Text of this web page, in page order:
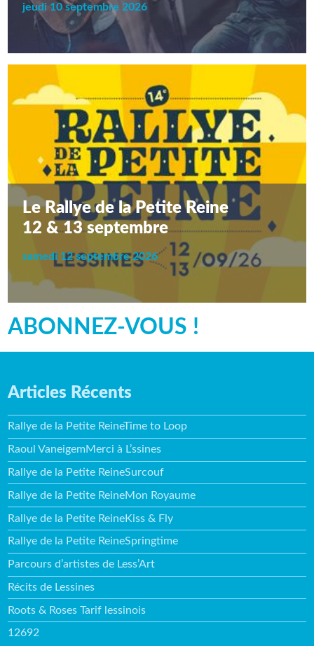
jeudi 10 septembre 2026
Le Rallye de la Petite Reine
12 & 13 septembre
samedi 12 septembre 2026
ABONNEZ-VOUS !
Articles Récents
Rallye de la Petite ReineTime to Loop
Raoul VaneigemMerci à L’ssines
Rallye de la Petite ReineSurcouf
Rallye de la Petite ReineMon Royaume
Rallye de la Petite ReineKiss & Fly
Rallye de la Petite ReineSpringtime
Parcours d’artistes de Less’Art
Récits de Lessines
Roots & Roses Tarif lessinois
12692